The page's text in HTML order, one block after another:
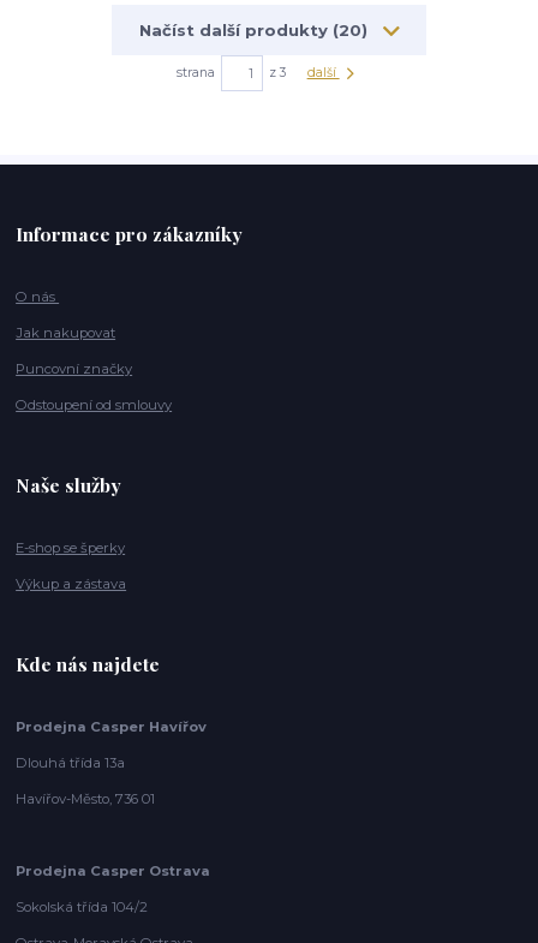
Načíst další produkty (20)
strana z 3 další
Informace pro zákazníky
O nás
Jak nakupovat
Puncovní značky
Odstoupení od smlouvy
Naše služby
E-shop se šperky
Výkup a zástava
Kde nás najdete
Prodejna Casper Havířov
Dlouhá třída 13a
Havířov-Město, 736 01
Prodejna Casper Ostrava
Sokolská třída 104/2